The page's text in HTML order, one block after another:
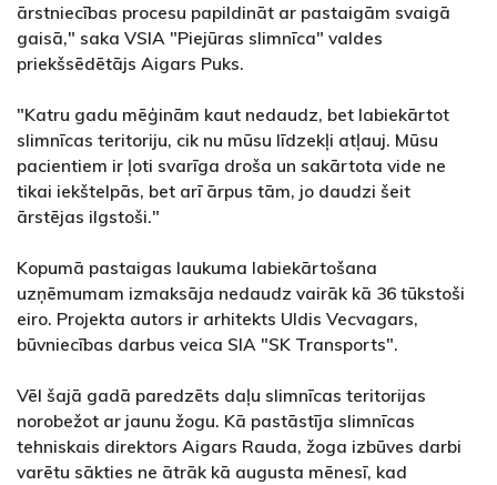
ārstniecības procesu papildināt ar pastaigām svaigā
gaisā," saka VSIA "Piejūras slimnīca" valdes
priekšsēdētājs Aigars Puks.
"Katru gadu mēģinām kaut nedaudz, bet labiekārtot
slimnīcas teritoriju, cik nu mūsu līdzekļi atļauj. Mūsu
pacientiem ir ļoti svarīga droša un sakārtota vide ne
tikai iekštelpās, bet arī ārpus tām, jo daudzi šeit
ārstējas ilgstoši."
Kopumā pastaigas laukuma labiekārtošana
uzņēmumam izmaksāja nedaudz vairāk kā 36 tūkstoši
eiro. Projekta autors ir arhitekts Uldis Vecvagars,
būvniecības darbus veica SIA "SK Transports".
Vēl šajā gadā paredzēts daļu slimnīcas teritorijas
norobežot ar jaunu žogu. Kā pastāstīja slimnīcas
tehniskais direktors Aigars Rauda, žoga izbūves darbi
varētu sākties ne ātrāk kā augusta mēnesī, kad